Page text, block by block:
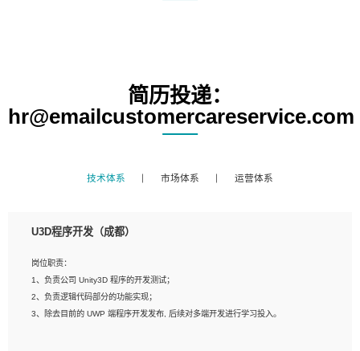
简历投递：
hr@emailcustomercareservice.com
技术体系 市场体系 运营体系
U3D程序开发（成都）
岗位职责：
1、负责公司 Unity3D 程序的开发测试；
2、负责逻辑代码部分的功能实现；
3、除去目前的 UWP 端程序开发发布, 后续对多端开发进行学习投入。